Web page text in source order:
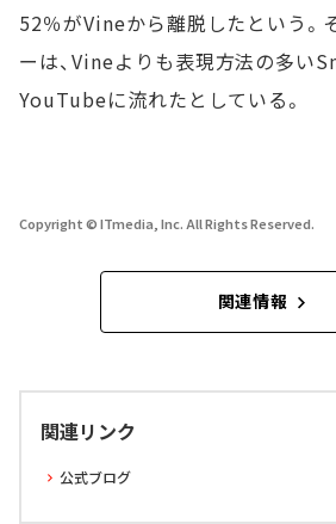
52％がVineから離脱したという。
ーは、Vineよりも表現方法の多い
YouTubeに流れたとしている。
Copyright © ITmedia, Inc. All Rights Reserved.
関連情報
関連リンク
公式ブログ